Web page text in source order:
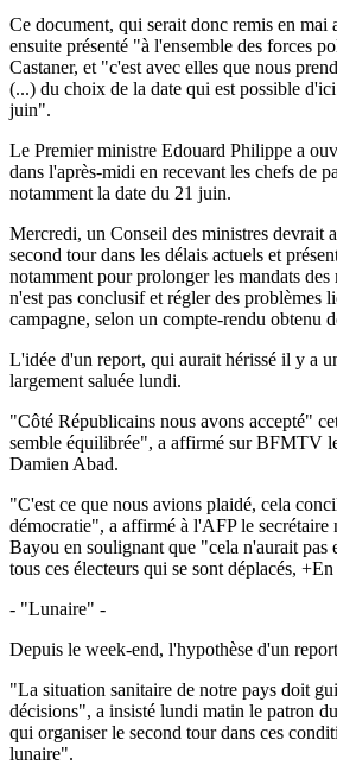
Ce document, qui serait donc remis en mai
ensuite présenté "à l'ensemble des forces
Castaner, et "c'est avec elles que nous
(...) du choix de la date qui est possible
juin".
Le Premier ministre Edouard Philippe a
dans l'après-midi en recevant les chefs de
notamment la date du 21 juin.
Mercredi, un Conseil des ministres devrait
second tour dans les délais actuels et
notamment pour prolonger les mandats
n'est pas conclusif et régler des problèmes
campagne, selon un compte-rendu obtenu
L'idée d'un report, qui aurait hérissé il y a
largement saluée lundi.
"Côté Républicains nous avons accepté"
semble équilibrée", a affirmé sur BFMTV
Damien Abad.
"C'est ce que nous avions plaidé, cela
démocratie", a affirmé à l'AFP le
Bayou en soulignant que "cela n'aurait pas
tous ces électeurs qui se sont déplacés,
- "Lunaire" -
Depuis le week-end, l'hypothèse d'un
"La situation sanitaire de notre pays doit
décisions", a insisté lundi matin le patron
qui organiser le second tour dans ces
lunaire".